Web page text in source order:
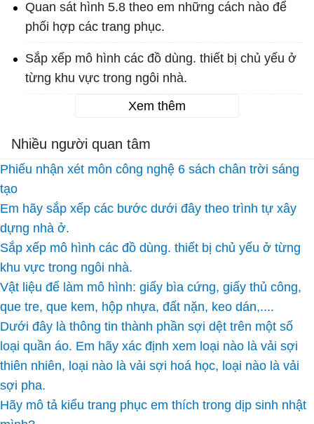
Quan sát hình 5.8 theo em những cách nào để
phối hợp các trang phục.
Sắp xếp mô hình các đồ dùng. thiết bị chủ yếu ở
từng khu vực trong ngôi nhà.
Xem thêm
Nhiều người quan tâm
Phiếu nhận xét môn công nghệ 6 sách chân trời sáng
tạo
Em hãy sắp xếp các bước dưới đây theo trình tự xây
dựng nhà ở.
Sắp xếp mô hình các đồ dùng. thiết bị chủ yếu ở từng
khu vực trong ngôi nhà.
Vật liệu để làm mô hình: giấy bìa cứng, giấy thủ công,
que tre, que kem, hộp nhựa, đất nặn, keo dán,....
Dưới đây là thông tin thành phần sợi dệt trên một số
loại quần áo. Em hãy xác định xem loại nào là vải sợi
thiên nhiên, loại nào là vải sợi hoá học, loại nào là vải
sợi pha.
Hãy mô tả kiểu trang phục em thích trong dịp sinh nhật